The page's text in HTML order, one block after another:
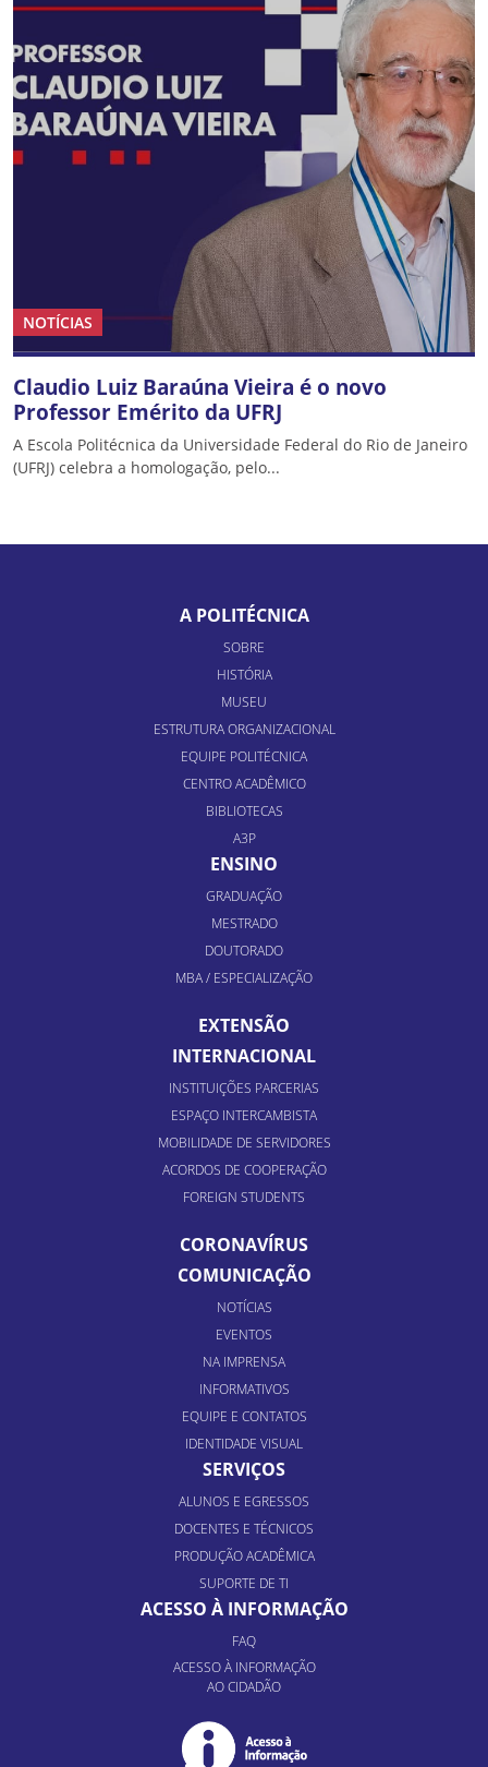
NOTÍCIAS
Claudio Luiz Baraúna Vieira é o novo
Professor Emérito da UFRJ
A Escola Politécnica da Universidade Federal do Rio de Janeiro
(UFRJ) celebra a homologação, pelo...
A POLITÉCNICA
SOBRE
HISTÓRIA
MUSEU
ESTRUTURA ORGANIZACIONAL
EQUIPE POLITÉCNICA
CENTRO ACADÊMICO
BIBLIOTECAS
A3P
ENSINO
GRADUAÇÃO
MESTRADO
DOUTORADO
MBA / ESPECIALIZAÇÃO
EXTENSÃO
INTERNACIONAL
INSTITUIÇÕES PARCERIAS
ESPAÇO INTERCAMBISTA
MOBILIDADE DE SERVIDORES
ACORDOS DE COOPERAÇÃO
FOREIGN STUDENTS
CORONAVÍRUS
COMUNICAÇÃO
NOTÍCIAS
EVENTOS
NA IMPRENSA
INFORMATIVOS
EQUIPE E CONTATOS
IDENTIDADE VISUAL
SERVIÇOS
ALUNOS E EGRESSOS
DOCENTES E TÉCNICOS
PRODUÇÃO ACADÊMICA
SUPORTE DE TI
ACESSO À INFORMAÇÃO
FAQ
ACESSO À INFORMAÇÃO
AO CIDADÃO